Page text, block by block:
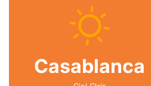
Casablanca